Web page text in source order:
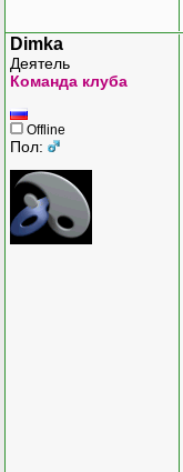
Dimka
Деятель
Команда клуба
Offline
Пол: